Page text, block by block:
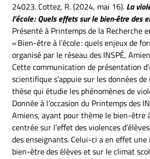
24023. Cottez, R. (2024, mai 16). La
l’école : Quels effets sur le bien-être des
Présenté à Printemps de la Recherche
« Bien-être à l’école : quels enjeux de
organisé par le réseau des INSPÉ,
Cette communication de présentation
scientifique s’appuie sur les données
thèse qui étudie les phénomènes de
Donnée à l’occasion du Printemps des
Amiens, ayant pour thème le bien-être à
centrée sur l’effet des violences
des enseignants. Celui-ci a en effet
bien-être des élèves et sur le climat